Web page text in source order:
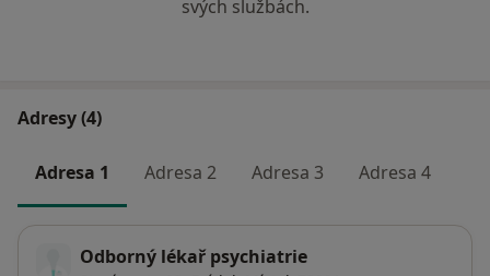
svých službách.
Adresy (4)
Adresa 1 Adresa 2 Adresa 3 Adresa 4
Odborný lékař psychiatrie